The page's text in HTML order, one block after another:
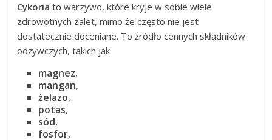
Cykoria to warzywo, które kryje w sobie wiele
zdrowotnych zalet, mimo że często nie jest
dostatecznie doceniane. To źródło cennych składników
odżywczych, takich jak:
magnez,
mangan,
żelazo,
potas,
sód,
fosfor,